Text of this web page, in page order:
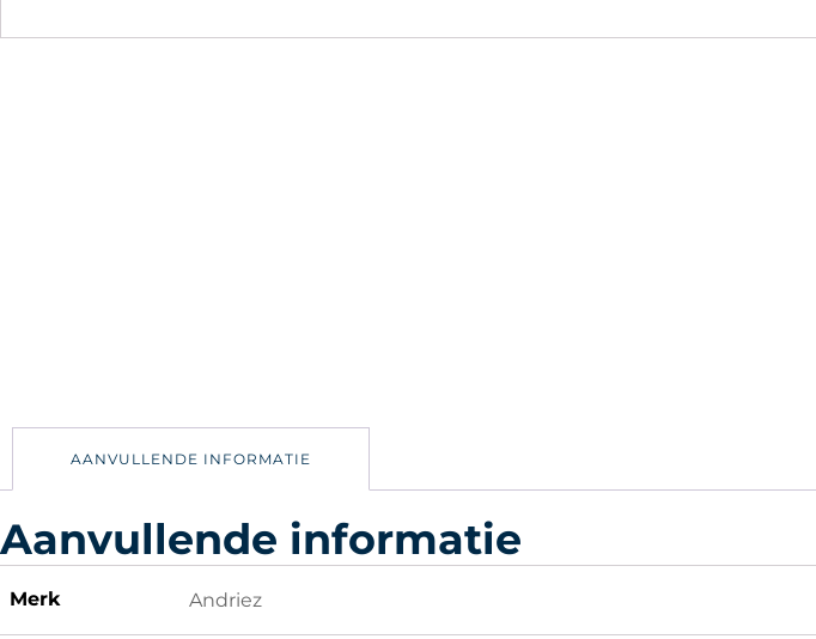
AANVULLENDE INFORMATIE
Aanvullende informatie
Merk Andriez